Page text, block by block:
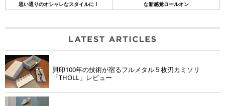
思い通りのオシャレなスタイルに！
な新感覚ロールオン
貝印100年の技術が宿るフルメタル５枚刃カミソリ
「THOLL」レビュー